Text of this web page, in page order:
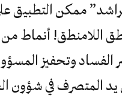
ممكن
اللامنطق! أنماط من
الفساد وتحفيز
المتصرف في شؤون